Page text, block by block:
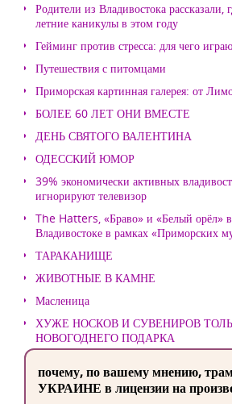
Родители из Владивостока рассказали,
летние каникулы в этом году
Гейминг против стресса: для чего
Путешествия с питомцами
Приморская картинная галерея: от
БОЛЕЕ 60 ЛЕТ ОНИ ВМЕСТЕ
ДЕНЬ СВЯТОГО ВАЛЕНТИНА
ОДЕССКИЙ ЮМОР
39% экономически активных
игнорируют телевизор
The Hatters, «Браво» и «Белый орёл»
Владивостоке в рамках «Приморских
ТАРАКАНИЩЕ
ЖИВОТНЫЕ В КАМНЕ
Масленица
ХУЖЕ НОСКОВ И СУВЕНИРОВ
НОВОГОДНЕГО ПОДАРКА
почему, по вашему мнению,
УКРАИНЕ в лицензии на